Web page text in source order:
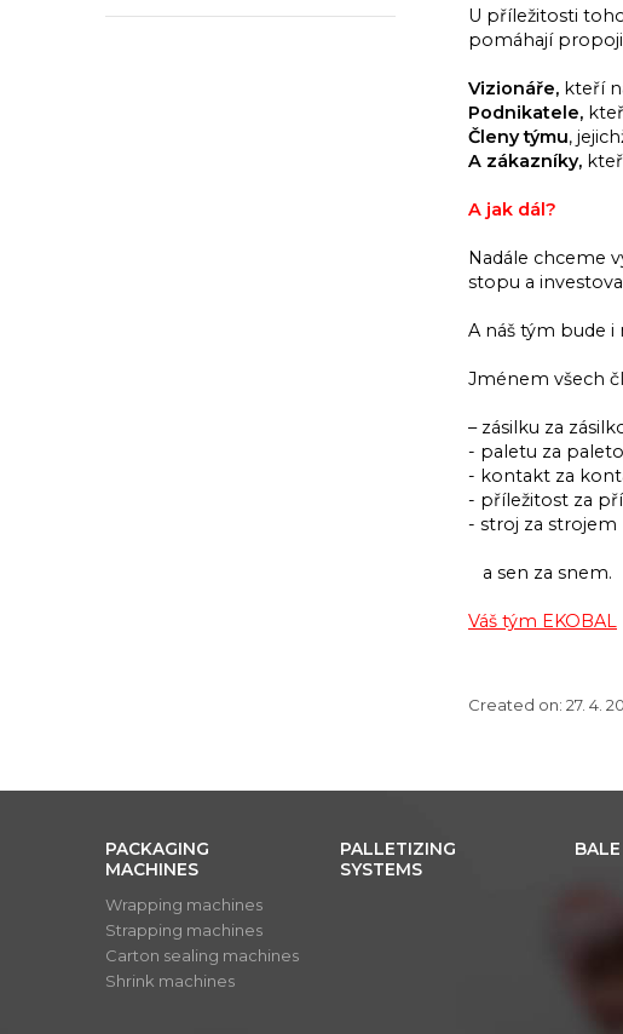
U příležitosti
pomáhají
Vizionáře, kteří
Podnikatele,
Členy týmu,
A zákazníky,
A jak dál?
Nadále chceme
stopu a
A náš tým bude i
Jménem všech
– zásilku za
- paletu za
- kontakt za
- příležitost za
- stroj za strojem
a sen za snem.
Váš tým EKOBAL
Created on: 27. 4.
PACKAGING
MACHINES
Wrapping machines
Strapping machines
Carton sealing machines
Shrink machines
PALLETIZING
SYSTEMS
BALE